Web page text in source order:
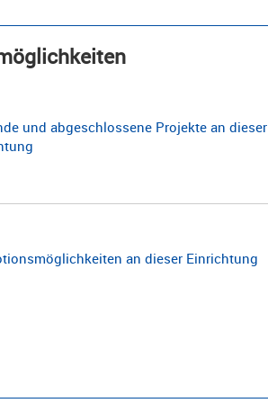
und abgeschlossene Projekte an dieser
an dieser Einrichtung